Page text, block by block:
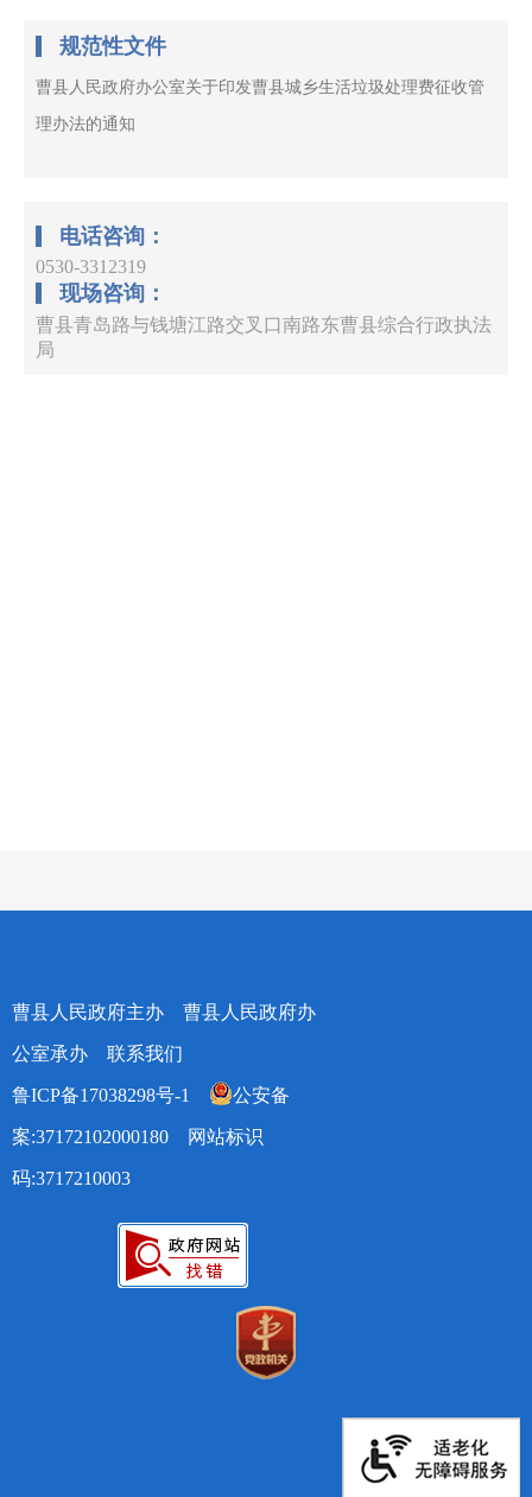
规范性文件
曹县人民政府办公室关于印发曹县城乡生活垃圾处理费征收管
理办法的通知
电话咨询：
0530-3312319
现场咨询：
曹县青岛路与钱塘江路交叉口南路东曹县综合行政执法
局
曹县人民政府主办 曹县人民政府办
公室承办 联系我们
鲁ICP备17038298号-1 公安备
案:37172102000180 网站标识
码:3717210003